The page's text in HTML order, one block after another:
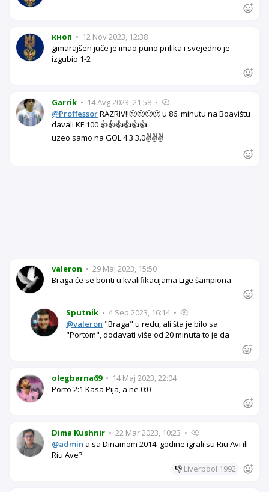
кноп • 12 Nov 2023, 12:38
gimarajšen juče je imao puno prilika i svejedno je
izgubio 1-2
Garrik • 14 Avg 2023, 21:58 •
@ProffessorRAZRIV!!🙂🙂🙂🙂 u 86. minutu na Boavištu
davali KF 100 👍👍👍👍👍👍
uzeo samo na GOL 4.3 3.0✌️✌️✌️
valeron • 29 Maj 2023, 15:50
Braga će se boriti u kvalifikacijama Lige šampiona.
Sputnik • 4 Sep 2023, 16:14 •
@valeron "Braga" u redu, ali šta je bilo sa
"Portom", dodavati više od 20 minuta to je da
olegbarna69 • 14 Maj 2023, 22:04
Porto 2:1 Kasa Pija, a ne 0:0
Dima Kushnir • 22 Mar 2023, 10:23 •
@admin a sa Dinamom 2014. godine igrali su Riu Avi ili
Riu Ave?
👎 Liverpool 1992